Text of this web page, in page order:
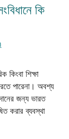
কি
কিংবা শিক্ষা
পারেনা। অবশ্য
জন্য ভারত
করার ব্যবস্থা